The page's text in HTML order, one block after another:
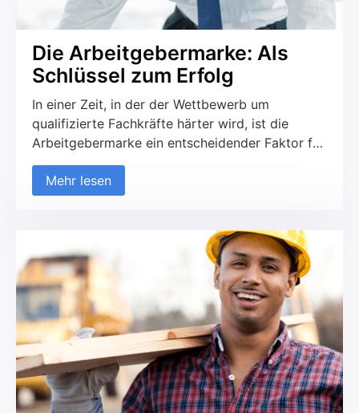
Die Arbeitgebermarke: Als
Schlüssel zum Erfolg
In einer Zeit, in der der Wettbewerb um
qualifizierte Fachkräfte härter wird, ist die
Arbeitgebermarke ein entscheidender Faktor für
den Erfolg eines Unternehmens. Es reicht nicht
mehr aus, nur attraktive Gehälter und Benefits
anzubieten. Unternehmen müssen sich als starke
potenzielle Mitarbeiter anspricht, sondern auch
bestehende Mitarbeiter langfristig bindet. Eine
starke Arbeitgebermarke trägt nicht nur dazu
bei, die besten Talente anzuziehen, sondern
auch die Unternehmenskultur zu stärken und
das Unternehmensimage zu verbessern.
Mehr lesen